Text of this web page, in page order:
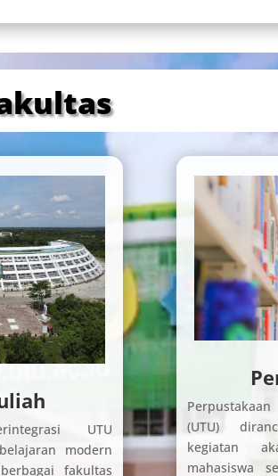
UTU
modern
fakultas
(UTU)
kegiatan
mahasiswa